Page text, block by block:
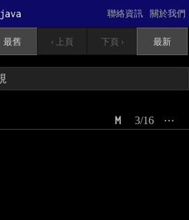
java 關於我們
聯絡資訊
最舊 ‹ 上頁 下頁 › 最新
⋯
3/16
M